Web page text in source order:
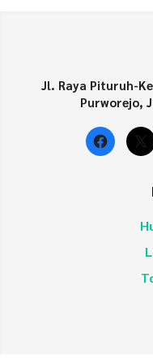
Jl. Raya Pituruh-
Purworejo,
X